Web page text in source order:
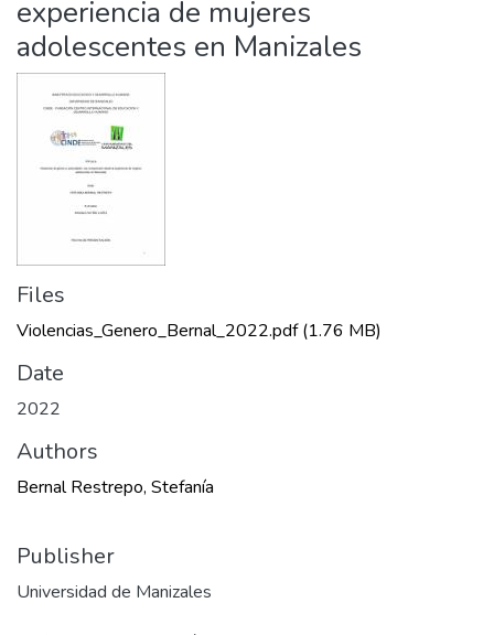
experiencia de mujeres
adolescentes en Manizales
Files
Violencias_Genero_Bernal_2022.pdf(1.76 MB)
Date
2022
Authors
Bernal Restrepo, Stefanía
Publisher
Universidad de Manizales